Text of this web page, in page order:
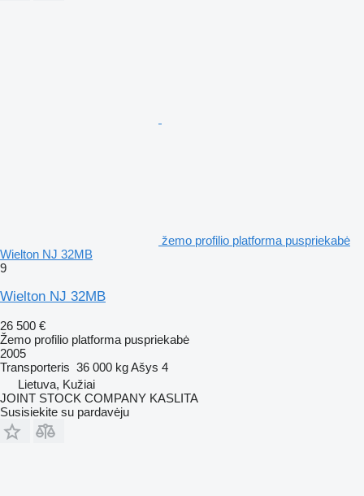
žemo profilio platforma puspriekabė
Wielton NJ 32MB
9
Wielton NJ 32MB
26 500 €
Žemo profilio platforma puspriekabė
2005
Transporteris 36 000 kgAšys 4
Lietuva, Kužiai
JOINT STOCK COMPANY KASLITA
Susisiekite su pardavėju